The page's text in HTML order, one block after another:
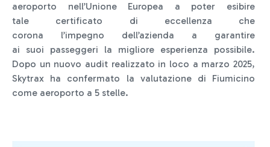
aeroporto nell’Unione Europea a poter esibire
tale certificato di eccellenza che
corona l’impegno dell’azienda a garantire
ai suoi passeggeri la migliore esperienza possibile.
Dopo un nuovo audit realizzato in loco a marzo 2025,
Skytrax ha confermato la valutazione di Fiumicino
come aeroporto a 5 stelle.